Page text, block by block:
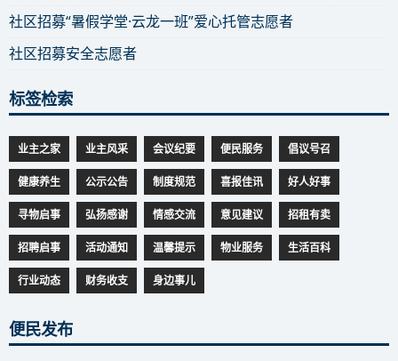
社区招募“暑假学堂·云龙一班”爱心托管志愿者
社区招募安全志愿者
标签检索
业主之家 业主风采 会议纪要 便民服务 倡议号召
健康养生 公示公告 制度规范 喜报佳讯 好人好事
寻物启事 弘扬感谢 情感交流 意见建议 招租有卖
招聘启事 活动通知 温馨提示 物业服务 生活百科
行业动态 财务收支 身边事儿
便民发布